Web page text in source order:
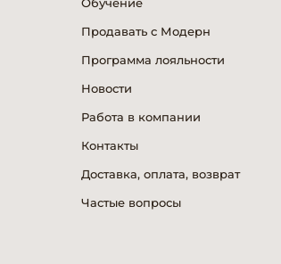
Продавать с Модерн
Программа лояльности
Новости
Работа в компании
Контакты
Доставка, оплата, возврат
Частые вопросы